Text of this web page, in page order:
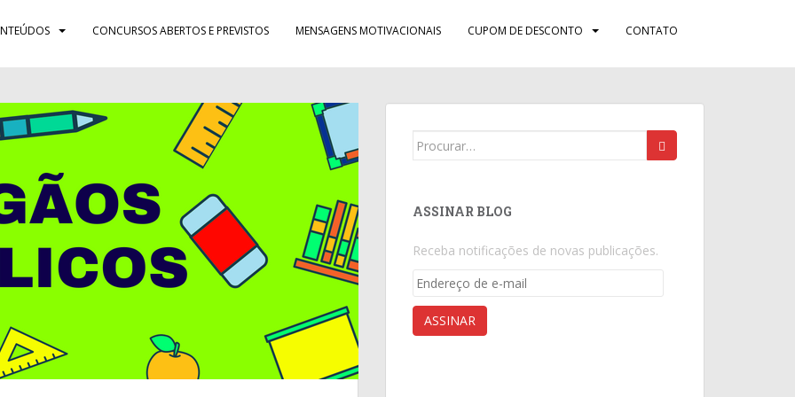
CONCURSOS ABERTOS E PREVISTOS MENSAGENS MOTIVACIONAIS CUPOM DE DESCONTO CONTATO
Search
ASSINAR BLOG
Receba notificações de novas publicações.
Endereço
e-
mail
ASSINAR